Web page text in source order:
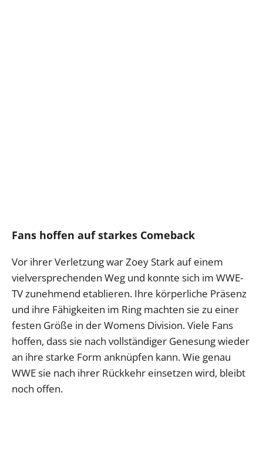
Fans hoffen auf starkes Comeback
Vor ihrer Verletzung war Zoey Stark auf einem
vielversprechenden Weg und konnte sich im WWE-
TV zunehmend etablieren. Ihre körperliche Präsenz
und ihre Fähigkeiten im Ring machten sie zu einer
festen Größe in der Womens Division. Viele Fans
hoffen, dass sie nach vollständiger Genesung wieder
an ihre starke Form anknüpfen kann. Wie genau
WWE sie nach ihrer Rückkehr einsetzen wird, bleibt
noch offen.